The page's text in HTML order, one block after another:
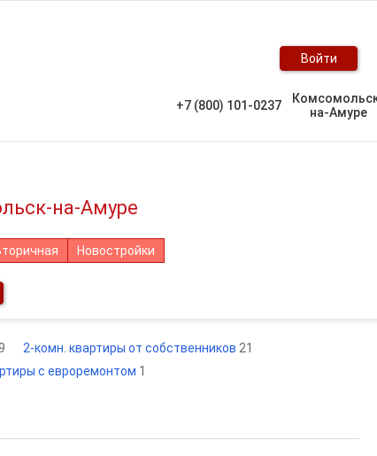
Войти
+7 (800) 101-0237
на-Амуре
на-Амуре
Новостройки
2-комн. квартиры от собственников 21
с евроремонтом 1